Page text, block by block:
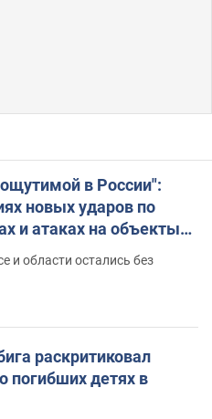
в России":
новых ударов по
и атаках на объекты
и области остались без
раскритиковал
детях в